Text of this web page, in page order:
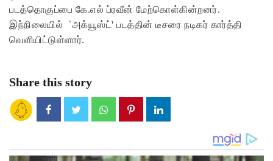
படத்தொகுப்பை கே.எல் ப்ரவீன் மேற்கொள்கின்றனர்.
இந்நிலையில் `அக்யூஸ்ட்' படத்தின் டீசரை நடிகர் கார்த்தி
வெளியிட்டுள்ளார்.
Share this story